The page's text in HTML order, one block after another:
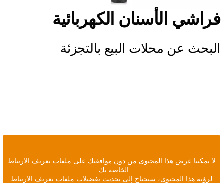
فراشي الأسنان الكهربائية
البحث عن محلات البيع بالتجزئة
لا يمكننا عرض هذا المحتوى من دون موافقتك على ملفات تعريف الارتباط
الخاصة بك.
لرؤية هذا المحتوى، ستحتاج إلى تحديث تفضيلات ملفات تعريف الارتباط